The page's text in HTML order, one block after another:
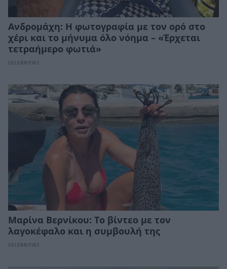
Ανδρομάχη: Η φωτογραφία με τον ορό στο
χέρι και το μήνυμα όλο νόημα – «Έρχεται
τετραήμερο φωτιά»
CELEBRITIES
Μαρίνα Βερνίκου: Το βίντεο με τον
λαγοκέφαλο και η συμβουλή της
CELEBRITIES